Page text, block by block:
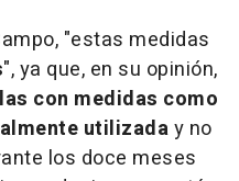
"estas medidas
", ya que, en su opinión,
con medidas como
utilizaday no
los doce meses